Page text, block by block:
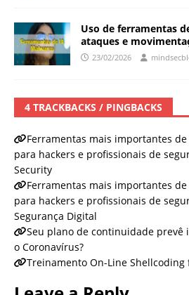
Uso de ferramentas
ataques e
23/02/2026
4 TRACKBACKS / PINGBACKS
Ferramentas mais importantes
para hackers e profissionais de
Security
Ferramentas mais importantes
para hackers e profissionais de
Segurança Digital
Seu plano de continuidade prevê
o Coronavírus?
Treinamento On-Line